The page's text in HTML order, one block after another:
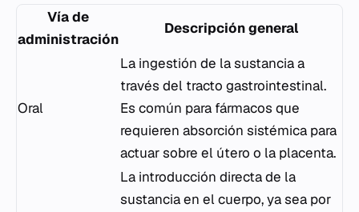
Vía de
administración
Descripción general
Oral
La ingestión de la sustancia a
través del tracto gastrointestinal.
Es común para fármacos que
requieren absorción sistémica para
actuar sobre el útero o la placenta.
La introducción directa de la
sustancia en el cuerpo, ya sea por